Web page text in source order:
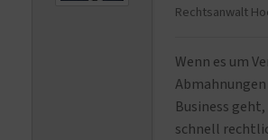
Rechtsanwalt
Wenn es um
Business
schnell